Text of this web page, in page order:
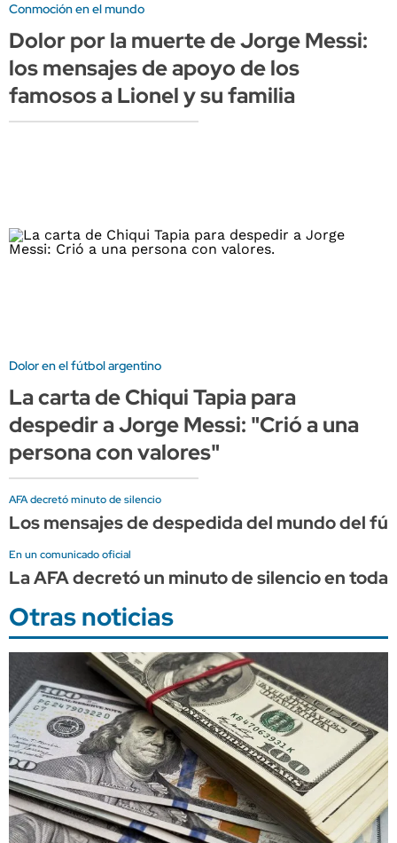
Conmoción en el mundo
Dolor por la muerte de Jorge Messi:
los mensajes de apoyo de los
famosos a Lionel y su familia
Dolor en el fútbol argentino
La carta de Chiqui Tapia para
despedir a Jorge Messi: "Crió a una
persona con valores"
AFA decretó minuto de silencio
Los mensajes de despedida del mundo del
En un comunicado oficial
La AFA decretó un minuto de silencio en
Otras noticias